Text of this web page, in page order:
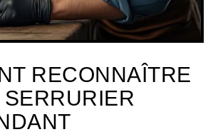
RECONNAÎTRE